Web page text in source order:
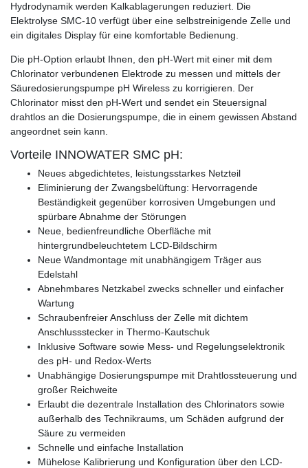
Hydrodynamik werden Kalkablagerungen reduziert. Die
Elektrolyse SMC-10 verfügt über eine selbstreinigende Zelle und
ein digitales Display für eine komfortable Bedienung.
Die pH-Option erlaubt Ihnen, den pH-Wert mit einer mit dem
Chlorinator verbundenen Elektrode zu messen und mittels der
Säuredosierungspumpe pH Wireless zu korrigieren. Der
Chlorinator misst den pH-Wert und sendet ein Steuersignal
drahtlos an die Dosierungspumpe, die in einem gewissen Abstand
angeordnet sein kann.
Vorteile INNOWATER SMC pH:
Neues abgedichtetes, leistungsstarkes Netzteil
Eliminierung der Zwangsbelüftung: Hervorragende
Beständigkeit gegenüber korrosiven Umgebungen und
spürbare Abnahme der Störungen
Neue, bedienfreundliche Oberfläche mit
hintergrundbeleuchtetem LCD-Bildschirm
Neue Wandmontage mit unabhängigem Träger aus
Edelstahl
Abnehmbares Netzkabel zwecks schneller und einfacher
Wartung
Schraubenfreier Anschluss der Zelle mit dichtem
Anschlussstecker in Thermo-Kautschuk
Inklusive Software sowie Mess- und Regelungselektronik
des pH- und Redox-Werts
Unabhängige Dosierungspumpe mit Drahtlossteuerung und
großer Reichweite
Erlaubt die dezentrale Installation des Chlorinators sowie
außerhalb des Technikraums, um Schäden aufgrund der
Säure zu vermeiden
Schnelle und einfache Installation
Mühelose Kalibrierung und Konfiguration über den LCD-